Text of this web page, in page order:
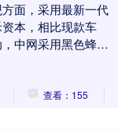
面，采用最新一代
本，相比现款车
中网采用黑色蜂窝
一些锋利的棱角，
查看：155